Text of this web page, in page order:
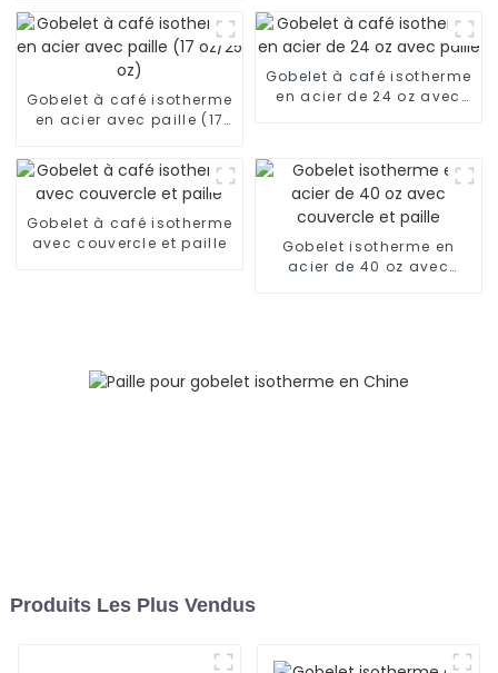
garde au frais pendant
24 h
Gobelet à café isotherme
en acier avec paille (17
Gobelet à café isotherme
en acier de 24 oz avec
Gobelet à café isotherme
avec couvercle et paille
Gobelet isotherme en
acier de 40 oz avec
Produits Les Plus Vendus